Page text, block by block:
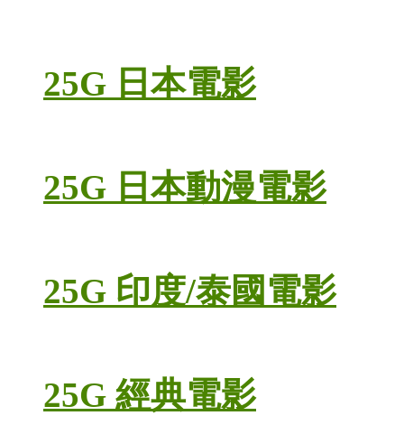
25G 日本電影
25G 日本動漫電影
25G 印度/泰國電影
25G 經典電影